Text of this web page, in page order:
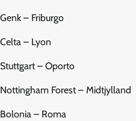
Genk – Friburgo
Celta – Lyon
Stuttgart – Oporto
Nottingham Forest – Midtjylland
Bolonia – Roma